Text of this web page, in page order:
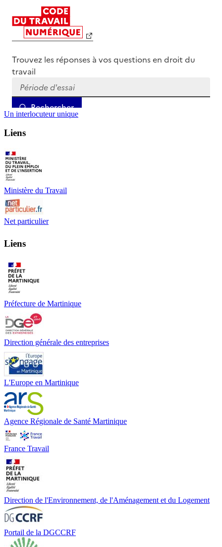
Un interlocuteur unique
Liens
Ministère du Travail
Net particulier
Liens
Préfecture de Martinique
Direction générale des entreprises
L'Europe en Martinique
Agence Régionale de Santé Martinique
France Travail
Direction de l'Environnement, de l'Aménagement et du Logement
Portail de la DGCCRF